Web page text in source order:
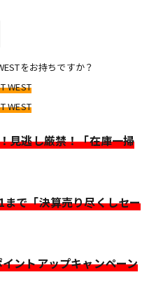
をお持ちですか？
WEST
WEST
見逃し厳禁！「在庫一掃
で「決算売り尽くしセー
ントアップキャンペーン